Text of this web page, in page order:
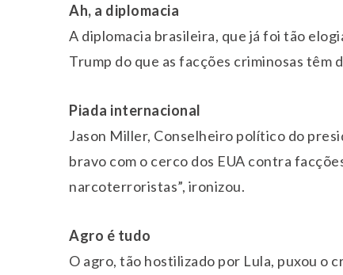
Ah, a diplomacia
A diplomacia brasileira, que já foi tão
Trump do que as facções criminosas têm
Piada internacional
Jason Miller, Conselheiro político do
bravo com o cerco dos EUA contra
narcoterroristas”, ironizou.
Agro é tudo
O agro, tão hostilizado por Lula, puxou o